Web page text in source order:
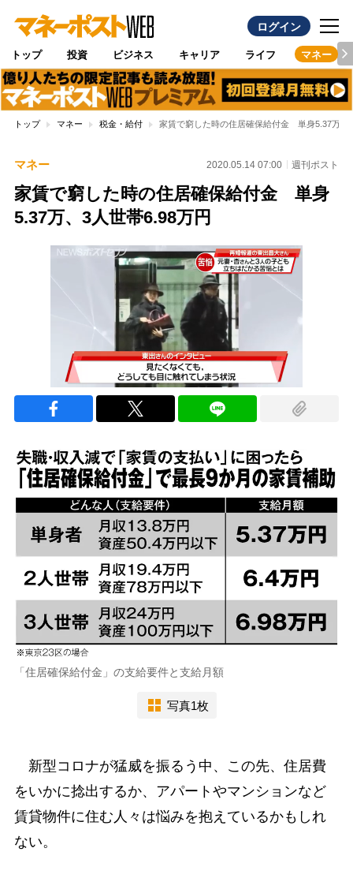
ログイン
トップ 投資 ビジネス キャリア ライフ マネー
トップ マネー 税金・給付 家賃で窮した時の住居確保給付金 単身5.37万、
マネー 2020.05.14 07:00 週刊ポスト
家賃で窮した時の住居確保給付金 単身
5.37万、3人世帯6.98万円
「住居確保給付金」の支給要件と支給月額
写真1枚
新型コロナが猛威を振るう中、この先、住居費
をいかに捻出するか、アパートやマンションなど
賃貸物件に住む人々は悩みを抱えているかもしれ
ない。